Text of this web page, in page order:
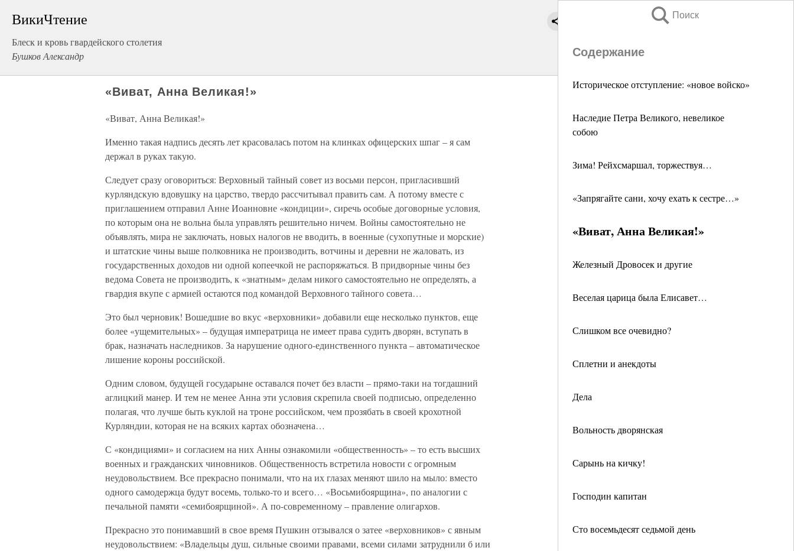
ВикиЧтение
Блеск и кровь гвардейского столетия
Бушков Александр
Поиск
Содержание
Историческое отступление: «новое войско»
Наследие Петра Великого, невеликое
собою
Зима! Рейхсмаршал, торжествуя…
«Запрягайте сани, хочу ехать к сестре…»
«Виват, Анна Великая!»
Железный Дровосек и другие
Веселая царица была Елисавет…
Слишком все очевидно?
Сплетни и анекдоты
Дела
Вольность дворянская
Сарынь на кичку!
Господин капитан
Сто восемьдесят седьмой день
«Виват, Анна Великая!»
«Виват, Анна Великая!»
Именно такая надпись десять лет красовалась потом на клинках офицерских шпаг – я сам
держал в руках такую.
Следует сразу оговориться: Верховный тайный совет из восьми персон, пригласивший
курляндскую вдовушку на царство, твердо рассчитывал править сам. А потому вместе с
приглашением отправил Анне Иоанновне «кондиции», сиречь особые договорные условия,
по которым она не вольна была управлять решительно ничем. Войны самостоятельно не
объявлять, мира не заключать, новых налогов не вводить, в военные (сухопутные и морские)
и штатские чины выше полковника не производить, вотчины и деревни не жаловать, из
государственных доходов ни одной копеечкой не распоряжаться. В придворные чины без
ведома Совета не производить, к «знатным» делам никого самостоятельно не определять, а
гвардия вкупе с армией остаются под командой Верховного тайного совета…
Это был черновик! Вошедшие во вкус «верховники» добавили еще несколько пунктов, еще
более «ущемительных» – будущая императрица не имеет права судить дворян, вступать в
брак, назначать наследников. За нарушение одного-единственного пункта – автоматическое
лишение короны российской.
Одним словом, будущей государыне оставался почет без власти – прямо-таки на тогдашний
аглицкий манер. И тем не менее Анна эти условия скрепила своей подписью, определенно
полагая, что лучше быть куклой на троне российском, чем прозябать в своей крохотной
Курляндии, которая не на всяких картах обозначена…
С «кондициями» и согласием на них Анны ознакомили «общественность» – то есть высших
военных и гражданских чиновников. Общественность встретила новости с огромным
неудовольствием. Все прекрасно понимали, что на их глазах меняют шило на мыло: вместо
одного самодержца будут восемь, только-то и всего… «Восьмибоярщина», по аналогии с
печальной памяти «семибоярщиной». А по-современному – правление олигархов.
Прекрасно это понимавший в свое время Пушкин отзывался о затее «верховников» с явным
неудовольствием: «Владельцы душ, сильные своими правами, всеми силами затруднили б или